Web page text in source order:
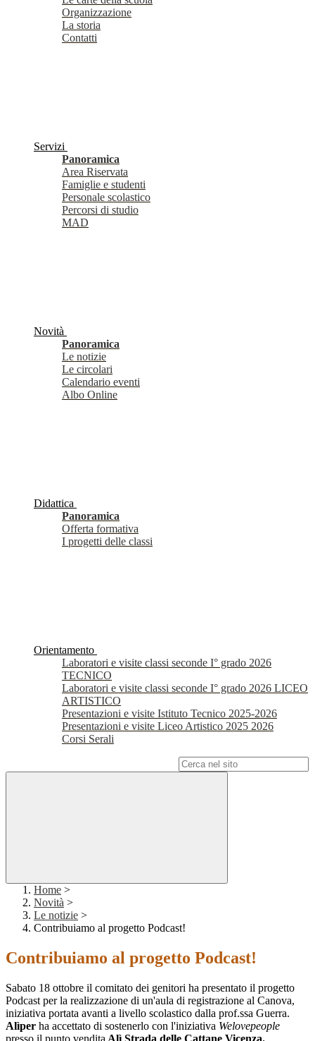
Organizzazione
La storia
Contatti
Servizi
Panoramica
Area Riservata
Famiglie e studenti
Personale scolastico
Percorsi di studio
MAD
Novità
Panoramica
Le notizie
Le circolari
Calendario eventi
Albo Online
Didattica
Panoramica
Offerta formativa
I progetti delle classi
Orientamento
Laboratori e visite classi seconde I° grado 2026
TECNICO
Laboratori e visite classi seconde I° grado 2026 LICEO
ARTISTICO
Presentazioni e visite Istituto Tecnico 2025-2026
Presentazioni e visite Liceo Artistico 2025 2026
Corsi Serali
Home >
Novità >
Le notizie >
Contribuiamo al progetto Podcast!
Contribuiamo al progetto Podcast!
Sabato 18 ottobre il comitato dei genitori ha presentato il progetto
Podcast per la realizzazione di un'aula di registrazione al Canova,
iniziativa portata avanti a livello scolastico dalla prof.ssa Guerra.
Alìper ha accettato di sostenerlo con l'iniziativa Welovepeople